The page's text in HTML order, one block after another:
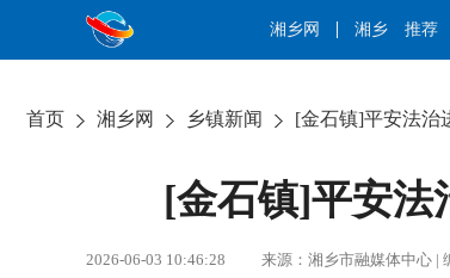
湘乡网 湘乡 推荐
首页 湘乡网 乡镇新闻 [金石镇]平安法治
[金石镇]平安法
2026-06-03 10:46:28 来源：湘乡市融媒体中心